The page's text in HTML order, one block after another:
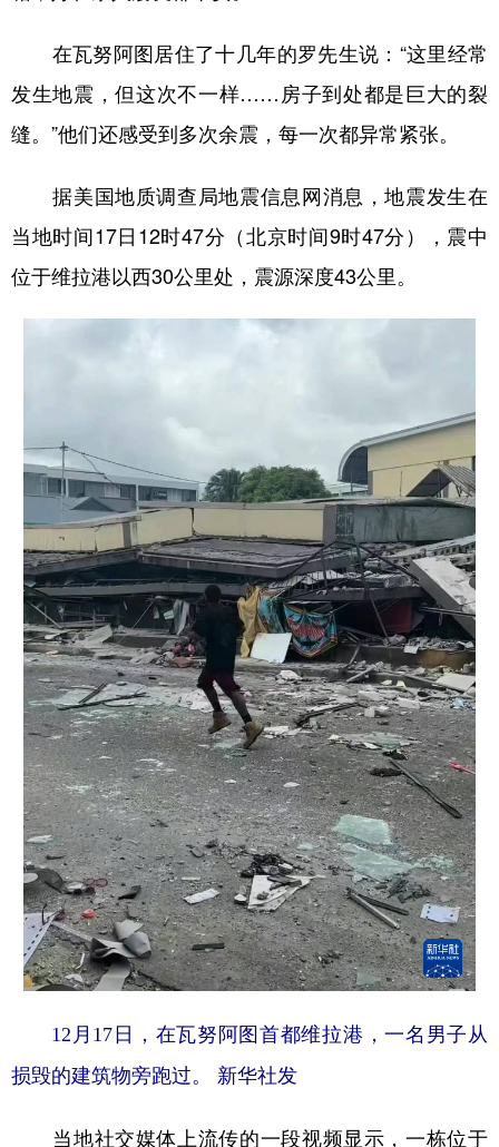
在瓦努阿图居住了十几年的罗先生说：“这里经常
发生地震，但这次不一样……房子到处都是巨大的裂
缝。”他们还感受到多次余震，每一次都异常紧张。
据美国地质调查局地震信息网消息，地震发生在
当地时间17日12时47分（北京时间9时47分），震中
位于维拉港以西30公里处，震源深度43公里。
12月17日，在瓦努阿图首都维拉港，一名男子从
损毁的建筑物旁跑过。 新华社发
当地社交媒体上流传的一段视频显示，一栋位于